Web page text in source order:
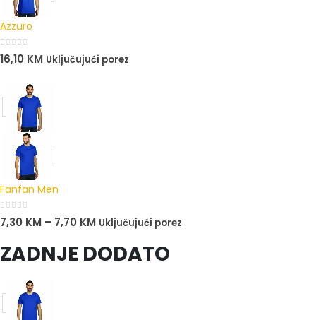
Azzuro
0out of 5
16,10 KM Uključujući porez
Fanfan Men
0out of 5
7,30 KM – 7,70 KM Uključujući porez
ZADNJE DODATO